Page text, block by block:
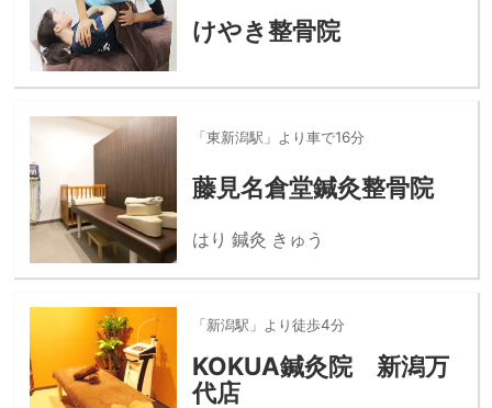
けやき整骨院
「東新潟駅」より車で16分
藤見名倉堂鍼灸整骨院
はり 鍼灸 きゅう
「新潟駅」より徒歩4分
KOKUA鍼灸院 新潟万
代店